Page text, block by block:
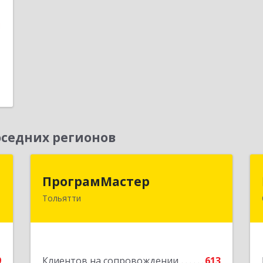
регионов
ПрограмМастер
Тольятти
445004, Самарская обл, Тольятти г,